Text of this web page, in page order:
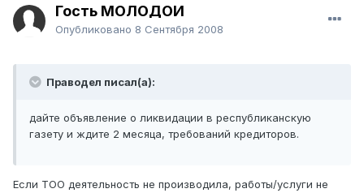
Гость МОЛОДОЙ
Опубликовано 8 Сентября 2008
Праводел писал(а):
дайте объявление о ликвидации в республиканскую
газету и ждите 2 месяца, требований кредиторов.
Если ТОО деятельность не производила, работы/услуги не